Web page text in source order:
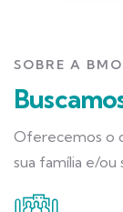
SOBRE A
Oferecemos o
sua família e/ou